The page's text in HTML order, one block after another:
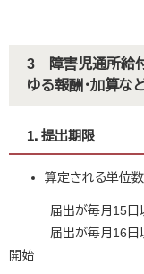
3 障害児通所給
ゆる報酬・加算など
1．提出期限
算定される単位数
届出が毎月15日以
届出が毎月16日以
開始